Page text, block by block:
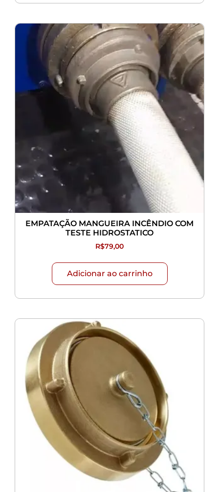
EMPATAÇÃO MANGUEIRA INCÊNDIO COM
TESTE HIDROSTATICO
R$79,00
Adicionar ao carrinho